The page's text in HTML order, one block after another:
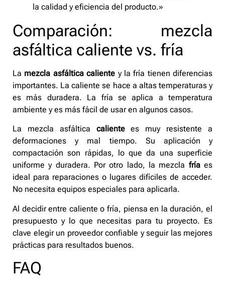
la calidad y eficiencia del producto.»
Comparación: mezcla
asfáltica caliente vs. fría
La mezcla asfáltica caliente y la fría tienen diferencias
importantes. La caliente se hace a altas temperaturas y
es más duradera. La fría se aplica a temperatura
ambiente y es más fácil de usar en algunos casos.
La mezcla asfáltica calientees muy resistente a
deformaciones y mal tiempo. Su aplicación y
compactación son rápidas, lo que da una superficie
uniforme y duradera. Por otro lado, la mezcla fríaes
ideal para reparaciones o lugares difíciles de acceder.
No necesita equipos especiales para aplicarla.
Al decidir entre caliente o fría, piensa en la duración, el
presupuesto y lo que necesitas para tu proyecto. Es
clave elegir un proveedor confiable y seguir las mejores
prácticas para resultados buenos.
FAQ